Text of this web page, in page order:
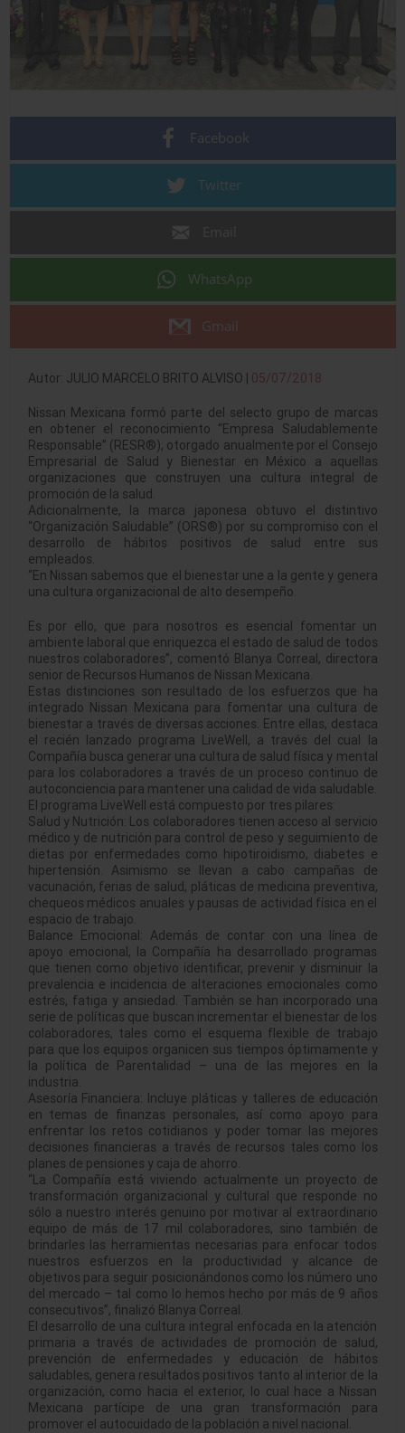
Facebook
Twitter
WhatsApp
Gmail
Autor: JULIO MARCELO BRITO ALVISO | 05/07/2018
Nissan Mexicana formó parte del selecto grupo de marcas
en obtener el reconocimiento “Empresa Saludablemente
Responsable” (RESR®), otorgado anualmente por el Consejo
Empresarial de Salud y Bienestar en México a aquellas
organizaciones que construyen una cultura integral de
promoción de la salud.
Adicionalmente, la marca japonesa obtuvo el distintivo
“Organización Saludable” (ORS®) por su compromiso con el
desarrollo de hábitos positivos de salud entre sus
empleados.
“En Nissan sabemos que el bienestar une a la gente y genera
una cultura organizacional de alto desempeño.
Es por ello, que para nosotros es esencial fomentar un
ambiente laboral que enriquezca el estado de salud de todos
nuestros colaboradores”, comentó Blanya Correal, directora
senior de Recursos Humanos de Nissan Mexicana.
Estas distinciones son resultado de los esfuerzos que ha
integrado Nissan Mexicana para fomentar una cultura de
bienestar a través de diversas acciones. Entre ellas, destaca
el recién lanzado programa LiveWell, a través del cual la
Compañía busca generar una cultura de salud física y mental
para los colaboradores a través de un proceso continuo de
autoconciencia para mantener una calidad de vida saludable.
El programa LiveWell está compuesto por tres pilares:
Salud y Nutrición: Los colaboradores tienen acceso al servicio
médico y de nutrición para control de peso y seguimiento de
dietas por enfermedades como hipotiroidismo, diabetes e
hipertensión. Asimismo se llevan a cabo campañas de
vacunación, ferias de salud, pláticas de medicina preventiva,
chequeos médicos anuales y pausas de actividad física en el
espacio de trabajo.
Balance Emocional: Además de contar con una línea de
apoyo emocional, la Compañía ha desarrollado programas
que tienen como objetivo identificar, prevenir y disminuir la
prevalencia e incidencia de alteraciones emocionales como
estrés, fatiga y ansiedad. También se han incorporado una
serie de políticas que buscan incrementar el bienestar de los
colaboradores, tales como el esquema flexible de trabajo
para que los equipos organicen sus tiempos óptimamente y
la política de Parentalidad – una de las mejores en la
industria.
Asesoría Financiera: Incluye pláticas y talleres de educación
en temas de finanzas personales, así como apoyo para
enfrentar los retos cotidianos y poder tomar las mejores
decisiones financieras a través de recursos tales como los
planes de pensiones y caja de ahorro.
“La Compañía está viviendo actualmente un proyecto de
transformación organizacional y cultural que responde no
sólo a nuestro interés genuino por motivar al extraordinario
equipo de más de 17 mil colaboradores, sino también de
brindarles las herramientas necesarias para enfocar todos
nuestros esfuerzos en la productividad y alcance de
objetivos para seguir posicionándonos como los número uno
del mercado – tal como lo hemos hecho por más de 9 años
consecutivos”, finalizó Blanya Correal.
El desarrollo de una cultura integral enfocada en la atención
primaria a través de actividades de promoción de salud,
prevención de enfermedades y educación de hábitos
saludables, genera resultados positivos tanto al interior de la
organización, como hacia el exterior, lo cual hace a Nissan
Mexicana partícipe de una gran transformación para
promover el autocuidado de la población a nivel nacional.